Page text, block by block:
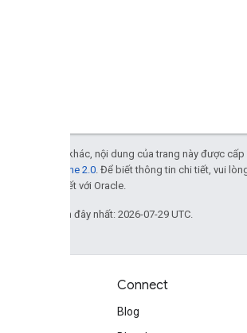
Trừ phi có lưu ý khác, nội dung của trang này được
Giấy phép Apache 2.0 . Để biết thông tin chi tiết, vui
các đơn vị liên kết với Oracle.
Cập nhật lần gần đây nhất: 2026-07-29 UTC.
Connect
Blog